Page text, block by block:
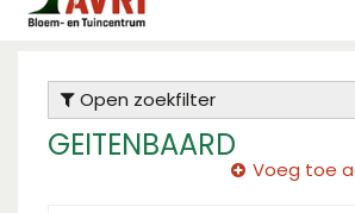
Open zoekfilter
GEITENBAARD
Voeg toe